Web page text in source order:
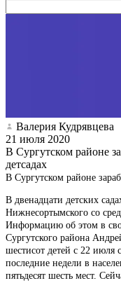
Валерия Кудрявцева
21 июля 2020
В Сургутском районе
детсадах
В Сургутском районе
В двенадцати детских
Нижнесортымского со
Информацию об этом в
Сургутского района
шестисот детей c 22 июля
последние недели в
пятьдесят шесть мест.